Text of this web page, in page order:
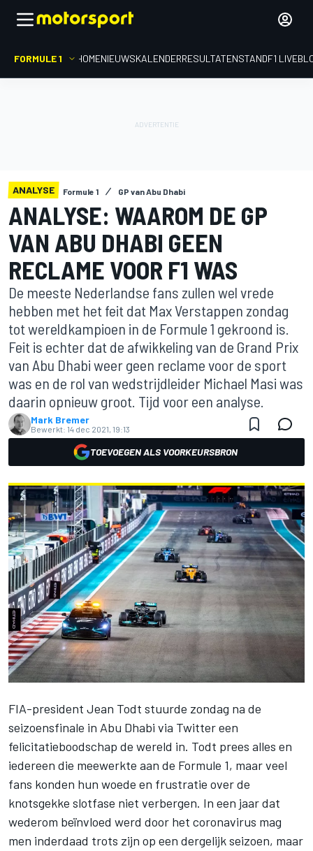
FORMULE 1 HOMENIEUWSKALENDERRESULTATENSTANDF1
ANALYSE Formule 1 GP van Abu Dhabi
ANALYSE: WAAROM DE GP
VAN ABU DHABI GEEN
RECLAME VOOR F1 WAS
De meeste Nederlandse fans zullen wel vrede
hebben met het feit dat Max Verstappen zondag
tot wereldkampioen in de Formule 1 gekroond is.
Feit is echter dat de afwikkeling van de Grand Prix
van Abu Dhabi weer geen reclame voor de sport
was en de rol van wedstrijdleider Michael Masi was
daarin opnieuw groot. Tijd voor een analyse.
Mark Bremer
Bewerkt: 14 dec 2021, 19:13
TOEVOEGEN ALS VOORKEURSBRON
FIA-president Jean Todt stuurde zondag na de
seizoensfinale in Abu Dhabi via Twitter een
felicitatieboodschap de wereld in. Todt prees alles en
iedereen die meewerkte aan de Formule 1, maar veel
fans konden hun woede en frustratie over de
knotsgekke slotfase niet verbergen. In een jaar dat
wederom beïnvloed werd door het coronavirus mag
men inderdaad trots zijn op een dergelijk seizoen, maar